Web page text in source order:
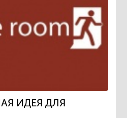
ИДЕЯ ДЛЯ